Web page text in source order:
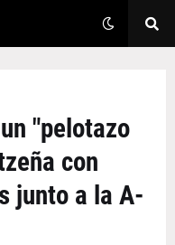
"pelotazo
con
junto a la A-